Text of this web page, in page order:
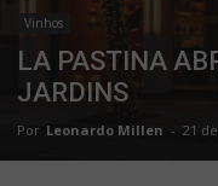
Vinhos
LA PASTINA
JARDINS
Por Leonardo Millen - 21